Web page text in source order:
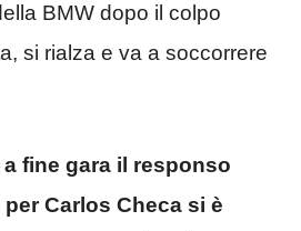
BMW dopo il colpo
si rialza e va a soccorrere
fine gara il responso
Carlos Checa si è